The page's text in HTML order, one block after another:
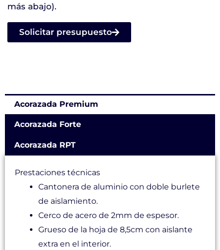
más abajo).
Solicitar presupuesto
Acorazada Premium
Acorazada Forte
Acorazada RPT
Prestaciones técnicas
Cantonera de aluminio con doble burlete
de aislamiento.
Cerco de acero de 2mm de espesor.
Grueso de la hoja de 8,5cm con aislante
extra en el interior.